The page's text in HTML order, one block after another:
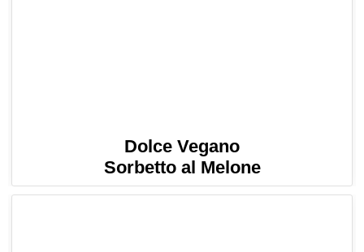
Dolce Vegano
Sorbetto al Melone